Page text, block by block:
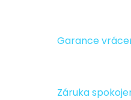
Garance
Záruka